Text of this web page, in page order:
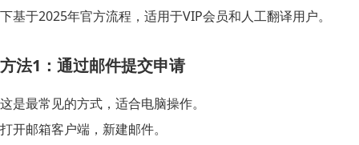
下基于2025年官方流程，适用于VIP会员和人工翻译用户。
方法1：通过邮件提交申请
这是最常见的方式，适合电脑操作。
打开邮箱客户端，新建邮件。